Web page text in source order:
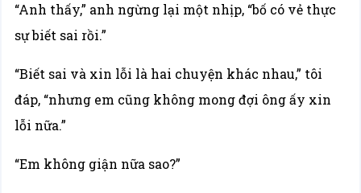
“Anh thấy,” anh ngừng lại một nhịp, “bố có vẻ thực
sự biết sai rồi.”
“Biết sai và xin lỗi là hai chuyện khác nhau,” tôi
đáp, “nhưng em cũng không mong đợi ông ấy xin
lỗi nữa.”
“Em không giận nữa sao?”